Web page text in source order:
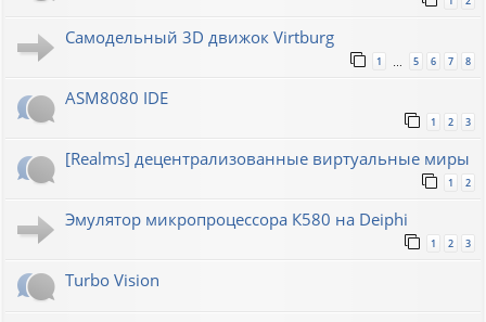
Самодельный 3D движок Virtburg
1 5 6 7 8
ASM8080 IDE
1 2 3
[Realms] децентрализованные виртуальные миры
1 2
Эмулятор микропроцессора К580 на Deiphi
1 2 3
Turbo Vision